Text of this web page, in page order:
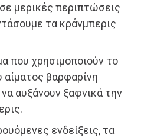
μερικές περιπτώσεις
τα κράνμπερις
που χρησιμοποιούν το
βαρφαρίνη
αυξάνουν ξαφνικά την
ενδείξεις, τα